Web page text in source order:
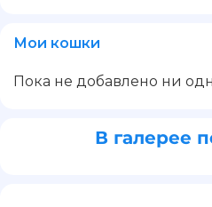
Мои кошки
Пока не добавлено ни
В галерее